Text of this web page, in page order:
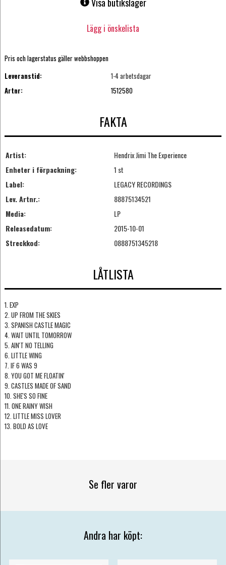
Lägg i önskelista
Pris och lagerstatus gäller webbshoppen
Leveranstid:
1-4 arbetsdagar
Artnr:
1512580
FAKTA
Artist:
Hendrix Jimi The Experience
Enheter i förpackning:
1 st
Label:
LEGACY RECORDINGS
Lev. Artnr.:
88875134521
Media:
LP
Releasedatum:
2015-10-01
Streckkod:
0888751345218
LÅTLISTA
1. EXP
2. UP FROM THE SKIES
3. SPANISH CASTLE MAGIC
4. WAIT UNTIL TOMORROW
5. AIN'T NO TELLING
6. LITTLE WING
7. IF 6 WAS 9
8. YOU GOT ME FLOATIN'
9. CASTLES MADE OF SAND
10. SHE'S SO FINE
11. ONE RAINY WISH
12. LITTLE MISS LOVER
13. BOLD AS LOVE
Se fler varor
Andra har köpt: